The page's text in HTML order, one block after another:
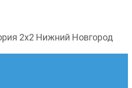
2х2 Нижний Новгород